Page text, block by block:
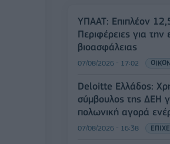
ΥΠΑΑΤ: Επιπλέον
Περιφέρειες για την
βιοασφάλειας
07/08/2026 - 17:02
Deloitte Ελλάδος:
σύμβουλος της ΔΕΗ
πολωνική αγορά
07/08/2026 - 16:38